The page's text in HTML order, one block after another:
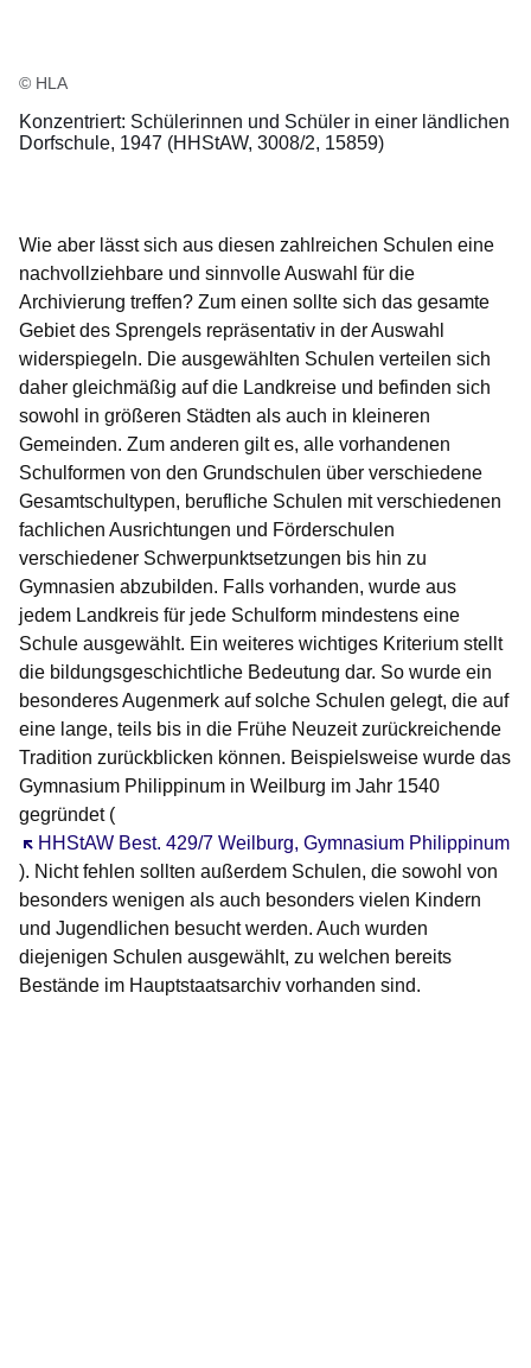
© HLA
Konzentriert: Schülerinnen und Schüler in einer ländlichen
Dorfschule, 1947 (HHStAW, 3008/2, 15859)
Wie aber lässt sich aus diesen zahlreichen Schulen eine
nachvollziehbare und sinnvolle Auswahl für die
Archivierung treffen? Zum einen sollte sich das gesamte
Gebiet des Sprengels repräsentativ in der Auswahl
widerspiegeln. Die ausgewählten Schulen verteilen sich
daher gleichmäßig auf die Landkreise und befinden sich
sowohl in größeren Städten als auch in kleineren
Gemeinden. Zum anderen gilt es, alle vorhandenen
Schulformen von den Grundschulen über verschiedene
Gesamtschultypen, berufliche Schulen mit verschiedenen
fachlichen Ausrichtungen und Förderschulen
verschiedener Schwerpunktsetzungen bis hin zu
Gymnasien abzubilden. Falls vorhanden, wurde aus
jedem Landkreis für jede Schulform mindestens eine
Schule ausgewählt. Ein weiteres wichtiges Kriterium stellt
die bildungsgeschichtliche Bedeutung dar. So wurde ein
besonderes Augenmerk auf solche Schulen gelegt, die auf
eine lange, teils bis in die Frühe Neuzeit zurückreichende
Tradition zurückblicken können. Beispielsweise wurde das
Gymnasium Philippinum in Weilburg im Jahr 1540
gegründet (
HHStAW Best. 429/7 Weilburg, Gymnasium Philippinum
Öffnet sich in einem neuen Fenster
). Nicht fehlen sollten außerdem Schulen, die sowohl von
besonders wenigen als auch besonders vielen Kindern
und Jugendlichen besucht werden. Auch wurden
diejenigen Schulen ausgewählt, zu welchen bereits
Bestände im Hauptstaatsarchiv vorhanden sind.